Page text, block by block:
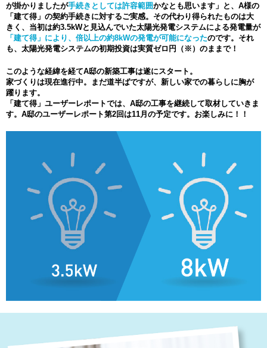
が掛かりましたが手続きとしては許容範囲かなとも思います」と、A様の
「建て得」の契約手続きに対するご実感。その代わり得られたものは大
きく、当初は約3.5kWと見込んでいた太陽光発電システムによる発電量が
「建て得」により、倍以上の約8kWの発電が可能になったのです。それ
も、太陽光発電システムの初期投資は実質ゼロ円（※）のままで！
このような経緯を経てA邸の新築工事は遂にスタート。
家づくりは現在進行中。まだ道半ばですが、新しい家での暮らしに胸が
躍ります。
「建て得」ユーザーレポートでは、A邸の工事を継続して取材していきま
す。A邸のユーザーレポート第2回は11月の予定です。お楽しみに！！